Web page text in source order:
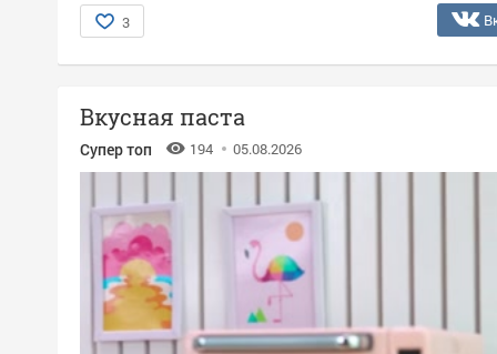
3
Вкусная паста
Супер топ 194 05.08.2026